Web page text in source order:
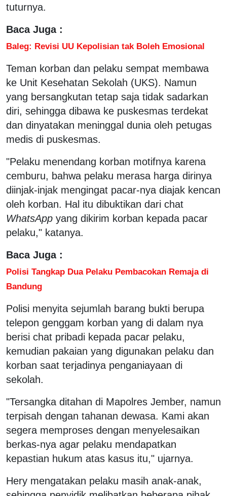
tuturnya.
Baca Juga :
Baleg: Revisi UU Kepolisian tak Boleh Emosional
Teman korban dan pelaku sempat membawa
ke Unit Kesehatan Sekolah (UKS). Namun
yang bersangkutan tetap saja tidak sadarkan
diri, sehingga dibawa ke puskesmas terdekat
dan dinyatakan meninggal dunia oleh petugas
medis di puskesmas.
"Pelaku menendang korban motifnya karena
cemburu, bahwa pelaku merasa harga dirinya
diinjak-injak mengingat pacar-nya diajak kencan
oleh korban. Hal itu dibuktikan dari chat
WhatsApp yang dikirim korban kepada pacar
pelaku," katanya.
Baca Juga :
Polisi Tangkap Dua Pelaku Pembacokan Remaja di
Bandung
Polisi menyita sejumlah barang bukti berupa
telepon genggam korban yang di dalam nya
berisi chat pribadi kepada pacar pelaku,
kemudian pakaian yang digunakan pelaku dan
korban saat terjadinya penganiayaan di
sekolah.
"Tersangka ditahan di Mapolres Jember, namun
terpisah dengan tahanan dewasa. Kami akan
segera memproses dengan menyelesaikan
berkas-nya agar pelaku mendapatkan
kepastian hukum atas kasus itu," ujarnya.
Hery mengatakan pelaku masih anak-anak,